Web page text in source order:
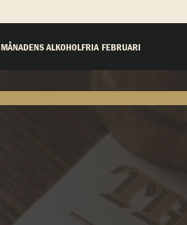
MÅNADENS ALKOHOLFRIA FEBRUARI